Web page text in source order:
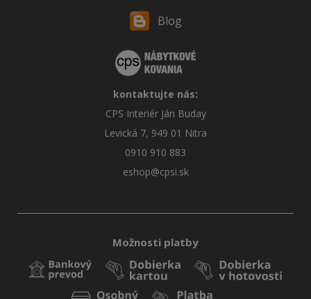
Blog
kontaktujte nás:
CPS Interiér Ján Buday
Levická 7, 949 01 Nitra
0910 910 883
eshop@cpsi.sk
Možnosti platby